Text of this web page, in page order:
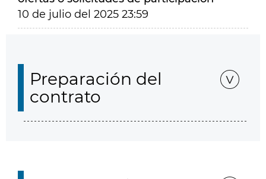
10 de julio del 2025 23:59
Preparación del
contrato